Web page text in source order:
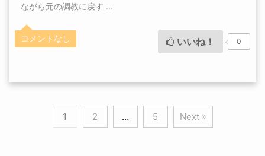
ながら元の調教に戻す ...
コメントなし いいね！ 0
1 2 … 5 Next »